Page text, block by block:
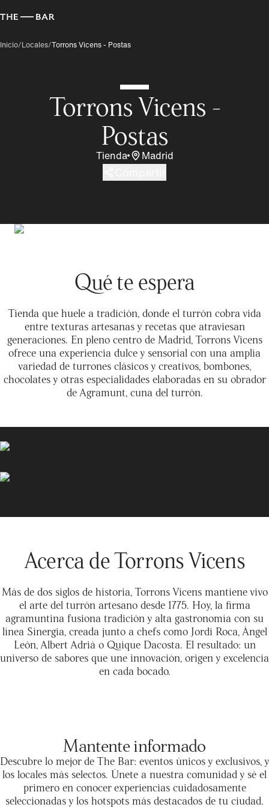
Inicio/Locales/Torrons Vicens - Postas
Torrons Vicens -
Postas
Tienda Madrid
Qué te espera
Tienda que huele a tradición, donde el turrón cobra vida
entre texturas artesanas y recetas que atraviesan
generaciones. En pleno centro de Madrid, Torrons Vicens
ofrece una experiencia dulce y sensorial con una amplia
variedad de turrones clásicos y creativos, bombones,
chocolates y otras especialidades elaboradas en su obrador
de Agramunt, cuna del turrón.
Acerca de Torrons Vicens
Más de dos siglos de historia, Torrons Vicens mantiene vivo
el arte del turrón artesano desde 1775. Hoy, la firma
agramuntina fusiona tradición y alta gastronomía con su
línea Sinergia, creada junto a chefs como Jordi Roca, Ángel
León, Albert Adrià o Quique Dacosta. El resultado: un
universo de sabores que une innovación, origen y excelencia
en cada bocado.
Mantente informado
Descubre lo mejor de The Bar: eventos únicos y exclusivos, y
los locales más selectos. Únete a nuestra comunidad y sé el
primero en conocer experiencias cuidadosamente
seleccionadas y los hotspots más destacados de tu ciudad.